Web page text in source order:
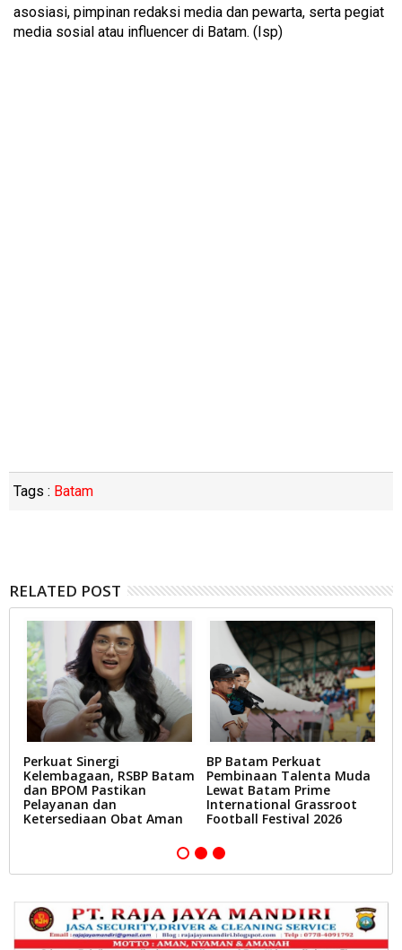
asosiasi, pimpinan redaksi media dan pewarta, serta pegiat
media sosial atau influencer di Batam. (Isp)
Tags : Batam
RELATED POST
Perkuat Sinergi
Kelembagaan, RSBP Batam
dan BPOM Pastikan
Pelayanan dan
Ketersediaan Obat Aman
BP Batam Perkuat
Pembinaan Talenta Muda
Lewat Batam Prime
International Grassroot
Football Festival 2026